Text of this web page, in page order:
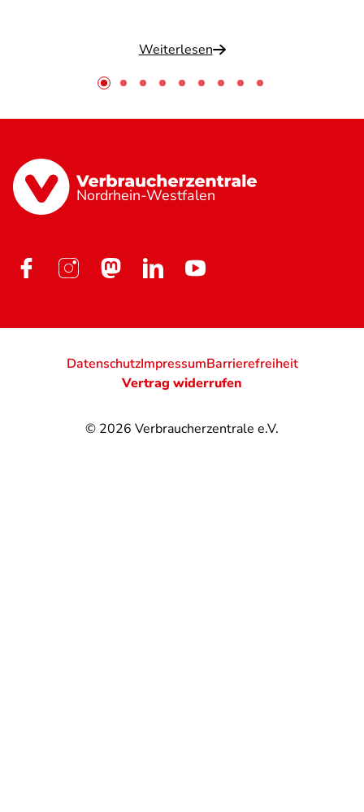
Weiterlesen
Nordrhein-Westfalen
© 2026 Verbraucherzentrale e.V.
DatenschutzImpressumBarrierefreiheit
Vertrag widerrufen